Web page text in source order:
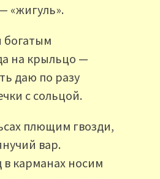
«жигуль».
богатым
на крыльцо —
даю по разу
с сольцой.
плющим гвозди,
вар.
карманах носим